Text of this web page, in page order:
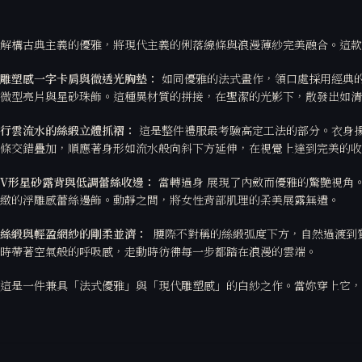
解構古典主義的優雅，將現代主義的俐落線條與浪漫薄紗完美融合。這
雕塑感一字卡肩與微透光胸墊： 如同優雅的法式畫作，領口處採用經典
微型亮片與星砂珠飾。這種異材質的拼接，在聖潔的光影下，散發出如
行雲流水的絲緞立體抓褶： 這是整件禮服最考驗高定工法的部分。衣
條交錯疊加，順應著身形如流水般向斜下方延伸，在視覺上達到完美的
V形星砂露背與低調蕾絲收邊： 當轉過身 展現了內斂而優雅的驚艷視角
緻的浮雕感蕾絲邊飾。動靜之間，將女性背部肌理的柔美展露無遺。
絲緞與輕盈網紗的剛柔並濟：
腰際不對稱的絲緞弧度下方，自然過渡
時帶著空氣般的呼吸感，走動時彷彿每一步都踏在浪漫的雲端。
這是一件兼具「法式優雅」與「現代雕塑感」的白紗之作。當妳穿上